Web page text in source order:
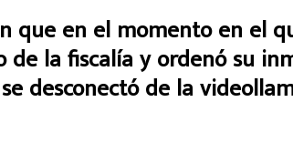
que en el momento en el
la fiscalía y ordenó su
desconectó de la